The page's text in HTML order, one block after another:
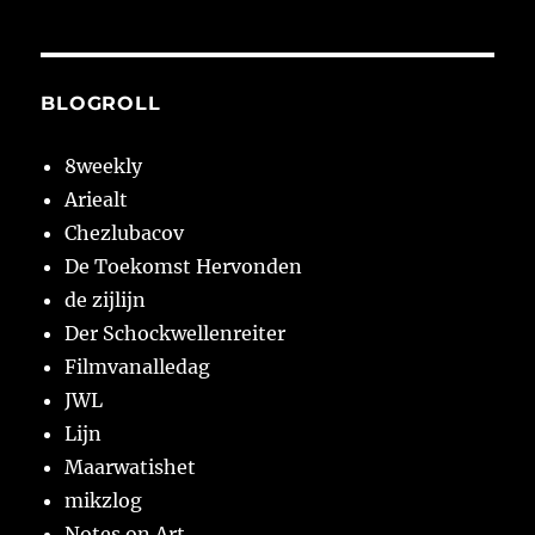
BLOGROLL
8weekly
Ariealt
Chezlubacov
De Toekomst Hervonden
de zijlijn
Der Schockwellenreiter
Filmvanalledag
JWL
Lijn
Maarwatishet
mikzlog